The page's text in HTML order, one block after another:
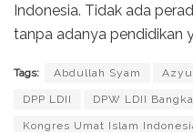
Indonesia. Tidak ada
tanpa adanya pendidikan
Tags: Abdullah Syam
DPP LDII DPW LDII
Kongres Umat Islam